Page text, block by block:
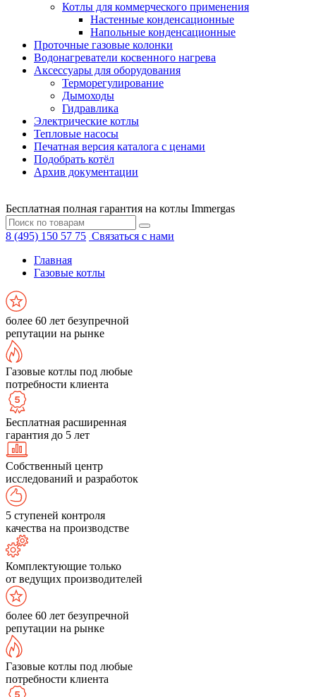
Котлы для коммерческого применения
Настенные конденсационные
Напольные конденсационные
Проточные газовые колонки
Водонагреватели косвенного нагрева
Аксессуары для оборудования
Терморегулирование
Дымоходы
Гидравлика
Электрические котлы
Тепловые насосы
Печатная версия каталога с ценами
Подобрать котёл
Архив документации
Бесплатная полная гарантия на котлы Immergas
8 (495) 150 57 75 Связаться с нами
Главная
Газовые котлы
более 60 лет безупречной
репутации на рынке
Газовые котлы под любые
потребности клиента
Бесплатная расширенная
гарантия до 5 лет
Собственный центр
исследований и разработок
5 ступеней контроля
качества на производстве
Комплектующие только
от ведущих производителей
более 60 лет безупречной
репутации на рынке
Газовые котлы под любые
потребности клиента